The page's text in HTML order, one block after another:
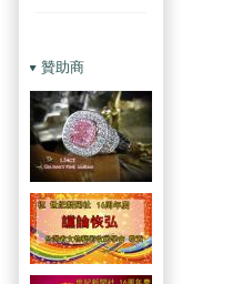
贊助商